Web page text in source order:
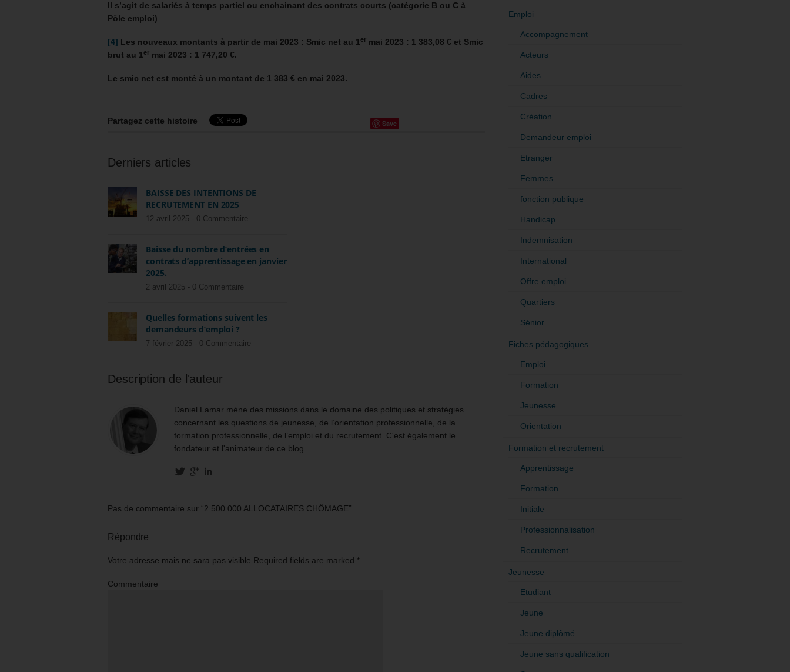
Il s’agit de salariés à temps partiel ou enchainant des contrats courts (catégorie B ou C à
Pôle emploi)
[4] Les nouveaux montants à partir de mai 2023 : Smic net au 1 er mai 2023 : 1 383,08 € et Smic
brut au 1 er mai 2023 : 1 747,20 €.
Le smic net est monté à un montant de 1 383 € en mai 2023.
Partagez cette histoire Save
Derniers articles
BAISSE DES INTENTIONS DE
RECRUTEMENT EN 2025
12 avril 2025 - 0 Commentaire
Baisse du nombre d’entrées en
contrats d’apprentissage en janvier
2025.
2 avril 2025 - 0 Commentaire
Quelles formations suivent les
demandeurs d’emploi ?
7 février 2025 - 0 Commentaire
Description de l'auteur
Daniel Lamar mène des missions dans le domaine des politiques et stratégies
concernant les questions de jeunesse, de l’orientation professionnelle, de la
formation professionnelle, de l’emploi et du recrutement. C'est également le
fondateur et l'animateur de ce blog.
Pas de commentaire sur “2 500 000 ALLOCATAIRES CHÔMAGE”
Répondre
Votre adresse mais ne sara pas visible Required fields are marked *
Commentaire
Emploi
Accompagnement
Acteurs
Aides
Cadres
Création
Demandeur emploi
Etranger
Femmes
fonction publique
Handicap
Indemnisation
International
Offre emploi
Quartiers
Sénior
Fiches pédagogiques
Emploi
Formation
Jeunesse
Orientation
Formation et recrutement
Apprentissage
Formation
Initiale
Professionnalisation
Recrutement
Jeunesse
Etudiant
Jeune
Jeune diplômé
Jeune sans qualification